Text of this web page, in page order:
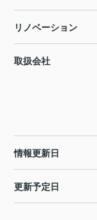
リノベーション
取扱会社
情報更新日
更新予定日